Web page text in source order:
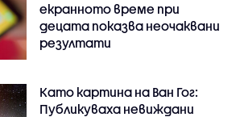
екранното време при
децата показва неочаквани
резултати
Като картина на Ван Гог:
Публикуваха невиждани